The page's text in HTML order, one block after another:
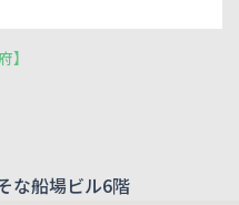
】
な船場ビル6階